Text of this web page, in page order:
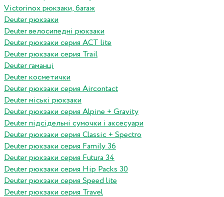
Victorinox рюкзаки, багаж
Deuter рюкзаки
Deuter велосипедні рюкзаки
Deuter рюкзаки серия ACT lite
Deuter рюкзаки серия Trail
Deuter гаманці
Deuter косметички
Deuter рюкзаки серия Aircontact
Deuter міські рюкзаки
Deuter рюкзаки серия Alpine + Gravity
Deuter підсідельні сумочки і аксесуари
Deuter рюкзаки серия Classic + Spectro
Deuter рюкзаки серия Family 36
Deuter рюкзаки серия Futura 34
Deuter рюкзаки серия Hip Packs 30
Deuter рюкзаки серия Speed lite
Deuter рюкзаки серия Travel